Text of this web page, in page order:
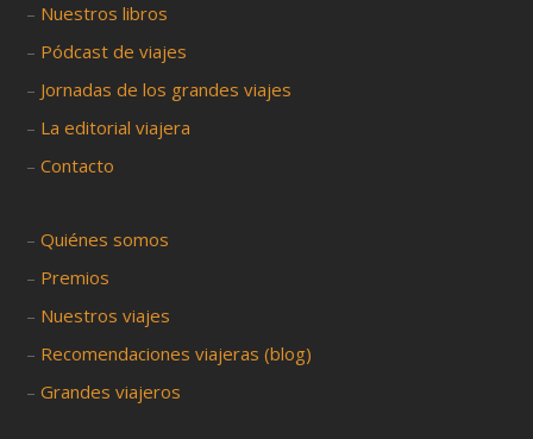
– Nuestros libros
– Pódcast de viajes
– Jornadas de los grandes viajes
– La editorial viajera
–Contacto
–Quiénes somos
– Premios
– Nuestros viajes
– Recomendaciones viajeras (blog)
–Grandes viajeros